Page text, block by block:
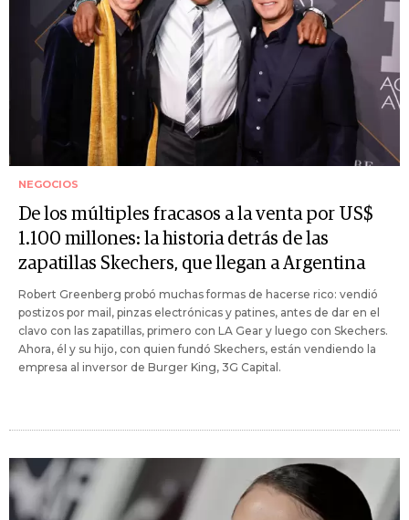
NEGOCIOS
De los múltiples fracasos a la venta por US$
1.100 millones: la historia detrás de las
zapatillas Skechers, que llegan a Argentina
Robert Greenberg probó muchas formas de hacerse rico: vendió
postizos por mail, pinzas electrónicas y patines, antes de dar en el
clavo con las zapatillas, primero con LA Gear y luego con Skechers.
Ahora, él y su hijo, con quien fundó Skechers, están vendiendo la
empresa al inversor de Burger King, 3G Capital.